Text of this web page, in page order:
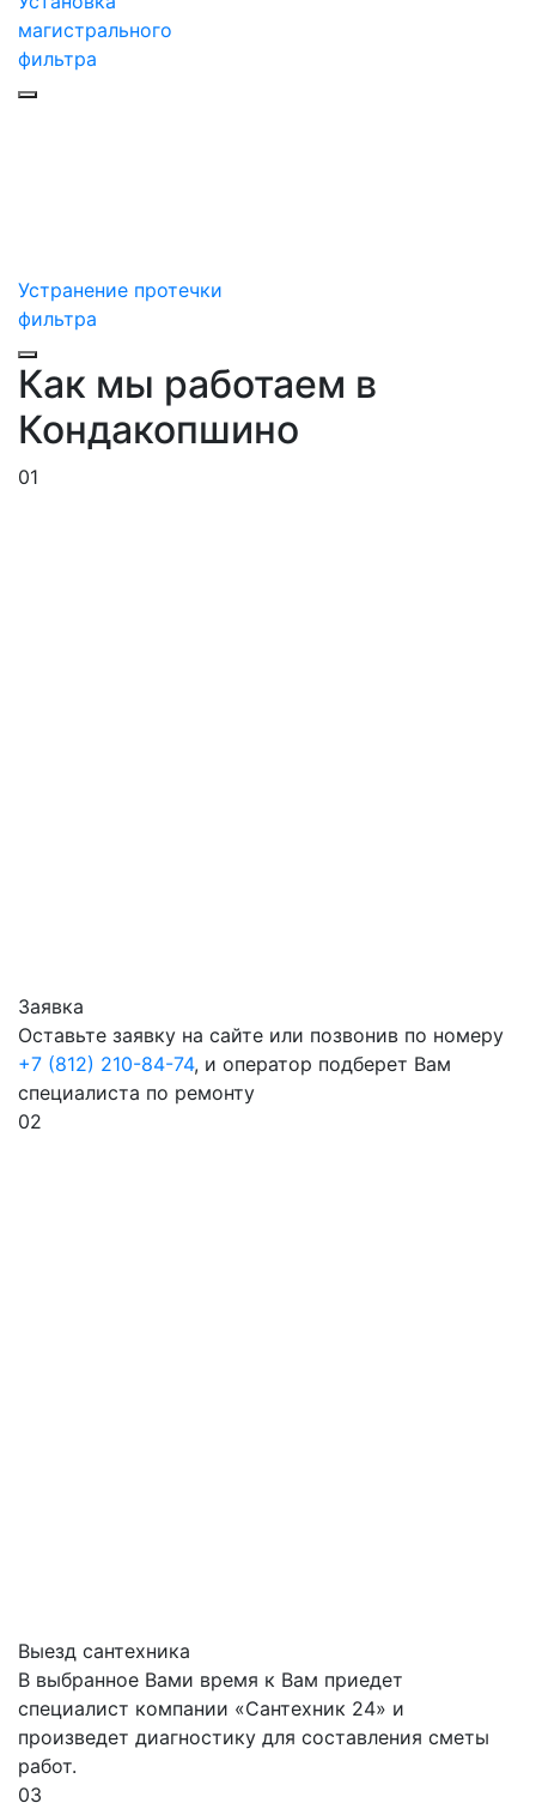
магистрального
фильтра
Устранение протечки
фильтра
Как мы работаем в
Кондакопшино
01
Заявка
Оставьте заявку на сайте или позвонив по номеру
+7 (812) 210-84-74, и оператор подберет Вам
специалиста по ремонту
02
Выезд сантехника
В выбранное Вами время к Вам приедет
специалист компании «Сантехник 24» и
произведет диагностику для составления сметы
работ.
03